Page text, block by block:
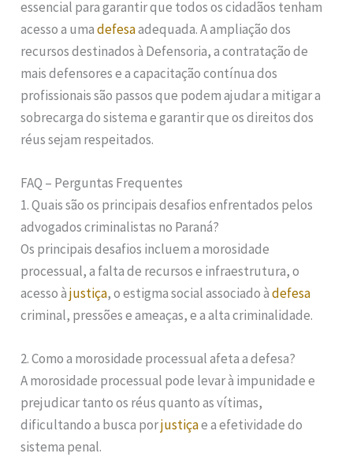
essencial para garantir que todos os cidadãos tenham
acesso a umadefesaadequada. A ampliação dos
recursos destinados à Defensoria, a contratação de
mais defensores e a capacitação contínua dos
profissionais são passos que podem ajudar a mitigar a
sobrecarga do sistema e garantir que os direitos dos
réus sejam respeitados.
FAQ – Perguntas Frequentes
1. Quais são os principais desafios enfrentados pelos
advogados criminalistas no Paraná?
Os principais desafios incluem a morosidade
processual, a falta de recursos e infraestrutura, o
acesso àjustiça, o estigma social associado àdefesa
criminal, pressões e ameaças, e a alta criminalidade.
2. Como a morosidade processual afeta a defesa?
A morosidade processual pode levar à impunidade e
prejudicar tanto os réus quanto as vítimas,
dificultando a busca porjustiçae a efetividade do
sistema penal.